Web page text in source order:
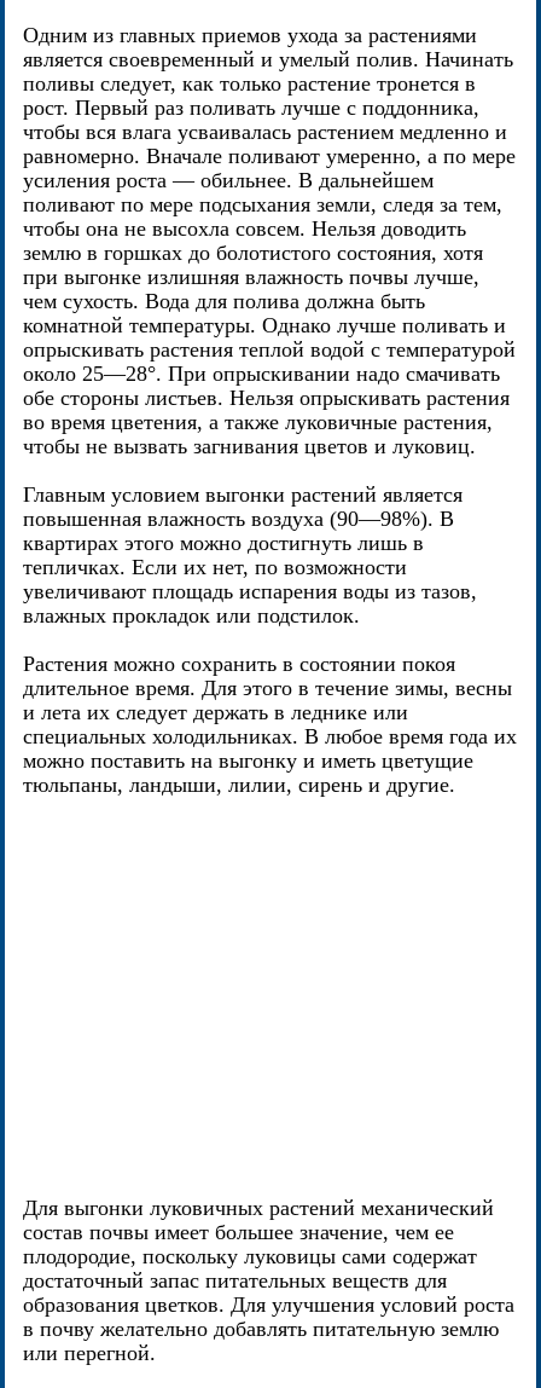
Одним из главных приемов ухода за растениями
является своевременный и умелый полив. Начинать
поливы следует, как только растение тронется в
рост. Первый раз поливать лучше с поддонника,
чтобы вся влага усваивалась растением медленно и
равномерно. Вначале поливают умеренно, а по мере
усиления роста — обильнее. В дальнейшем
поливают по мере подсыхания земли, следя за тем,
чтобы она не высохла совсем. Нельзя доводить
землю в горшках до болотистого состояния, хотя
при выгонке излишняя влажность почвы лучше,
чем сухость. Вода для полива должна быть
комнатной температуры. Однако лучше поливать и
опрыскивать растения теплой водой с температурой
около 25—28°. При опрыскивании надо смачивать
обе стороны листьев. Нельзя опрыскивать растения
во время цветения, а также луковичные растения,
чтобы не вызвать загнивания цветов и луковиц.
Главным условием выгонки растений является
повышенная влажность воздуха (90—98%). В
квартирах этого можно достигнуть лишь в
тепличках. Если их нет, по возможности
увеличивают площадь испарения воды из тазов,
влажных прокладок или подстилок.
Растения можно сохранить в состоянии покоя
длительное время. Для этого в течение зимы, весны
и лета их следует держать в леднике или
специальных холодильниках. В любое время года их
можно поставить на выгонку и иметь цветущие
тюльпаны, ландыши, лилии, сирень и другие.
Для выгонки луковичных растений механический
состав почвы имеет большее значение, чем ее
плодородие, поскольку луковицы сами содержат
достаточный запас питательных веществ для
образования цветков. Для улучшения условий роста
в почву желательно добавлять питательную землю
или перегной.